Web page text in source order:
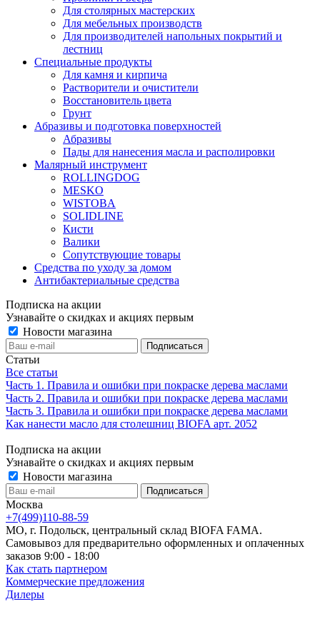
Для столярных мастерских
Для мебельных производств
Для производителей напольных покрытий и
лестниц
Специальные продукты
Для камня и кирпича
Растворители и очистители
Восстановитель цвета
Грунт
Абразивы и подготовка поверхностей
Абразивы
Пады для нанесения масла и располировки
Малярный инструмент
ROLLINGDOG
MESKO
WISTOBA
SOLIDLINE
Кисти
Валики
Сопутствующие товары
Средства по уходу за домом
Антибактериальные средства
Подписка на акции
Узнавайте о скидках и акциях первым
Новости магазина
Статьи
Все статьи
Часть 1. Правила и ошибки при покраске дерева маслами
Часть 2. Правила и ошибки при покраске дерева маслами
Часть 3. Правила и ошибки при покраске дерева маслами
Как нанести масло для столешниц BIOFA арт. 2052
Подписка на акции
Узнавайте о скидках и акциях первым
Новости магазина
Москва
+7(499)110-88-59
МО, г. Подольск, центральный склад BIOFA FAMA.
Самовывоз для предварительно оформленных и оплаченных
заказов 9:00 - 18:00
Как стать партнером
Коммерческие предложения
Дилеры